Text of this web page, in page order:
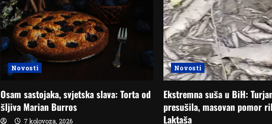
Novosti
Osam sastojaka, svjetska slava: Torta od
šljiva Marian Burros
7 kolovoza, 2026
Novosti
Ekstremna suša u BiH:
presušila, masovan pomor
Laktaša